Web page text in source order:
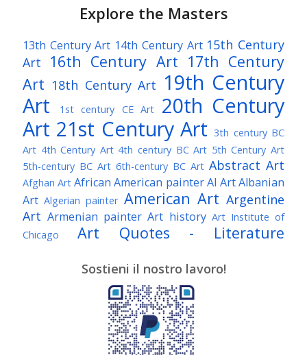
Explore the Masters
13th Century Art 14th Century Art 15th Century
Art
16th Century Art 17th Century
Art 18th Century Art 19th Century
Art
1st century CE Art
20th Century
Art 21st Century Art 3th century BC
Art 4th Century Art 4th century BC Art 5th Century Art
5th-century BC Art 6th-century BC Art Abstract Art
Afghan Art African American painterAI ArtAlbanian
Art Algerian painter American Art Argentine
Art Armenian painter Art history Art Institute of
Chicago
Art Quotes - Literature
Awarded Artist Baroque Art
Belgian Art Bohemian Art
Brazilian Art British Art
Brooklyn Museum Bulgarian Art
Caravaggio Chilean Art
Sostieni il nostro lavoro!